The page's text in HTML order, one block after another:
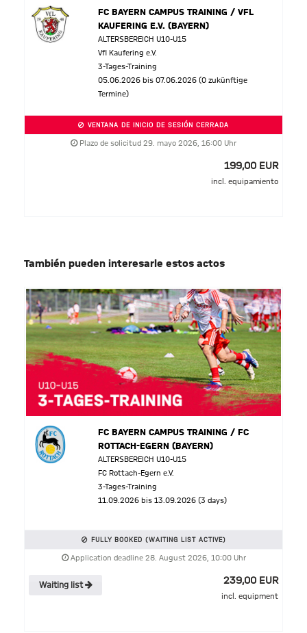
FC BAYERN CAMPUS TRAINING / VFL
KAUFERING E.V. (BAYERN)
ALTERSBEREICH U10-U15
Vfl Kaufering e.V.
3-Tages-Training
05.06.2026 bis 07.06.2026 (0 zukünftige
Termine)
VENTANA DE INICIO DE SESIÓN CERRADA
Plazo de solicitud 29. mayo 2026, 16:00 Uhr
199,00 EUR
incl. equipamiento
También pueden interesarle estos actos
FC BAYERN CAMPUS TRAINING / FC
ROTTACH-EGERN (BAYERN)
ALTERSBEREICH U10-U15
FC Rottach-Egern e.V.
3-Tages-Training
11.09.2026 bis 13.09.2026 (3 days)
FULLY BOOKED (WAITING LIST ACTIVE)
Application deadline 28. August 2026, 10:00 Uhr
Waiting list 239,00 EUR
incl. equipment